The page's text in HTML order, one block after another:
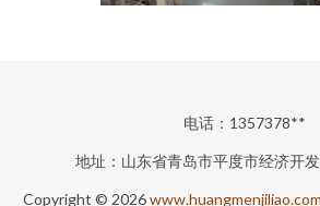
电话：1357378**
地址：山东省青岛市平度市经济开
Copyright © 2026www.huangmenjiliao.com